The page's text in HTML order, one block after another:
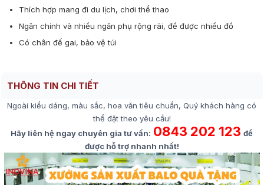
Thích hợp mang đi du lịch, chơi thể thao
Ngăn chính và nhiều ngăn phụ rộng rãi, để được nhiều đồ
Có chân đế gai, bảo vệ túi
THÔNG TIN CHI TIẾT
Ngoài kiểu dáng, màu sắc, hoa văn tiêu chuẩn, Quý khách hàng có
thể đặt theo yêu cầu!
Hãy liên hệ ngay chuyên gia tư vấn: 0843 202 123 để
được hỗ trợ nhanh nhất!